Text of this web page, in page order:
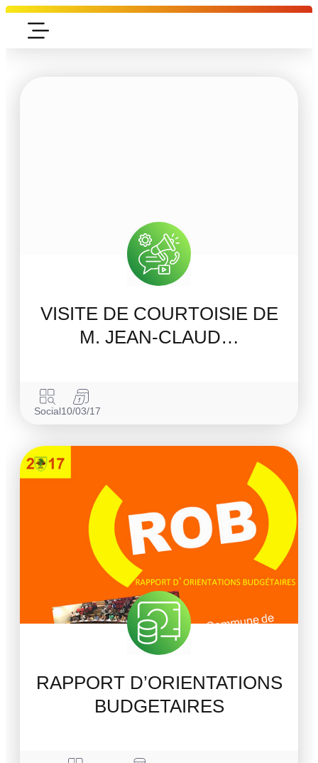
VISITE DE COURTOISIE DE
M. JEAN-CLAUD…
Social10/03/17
RAPPORT D’ORIENTATIONS
BUDGETAIRES